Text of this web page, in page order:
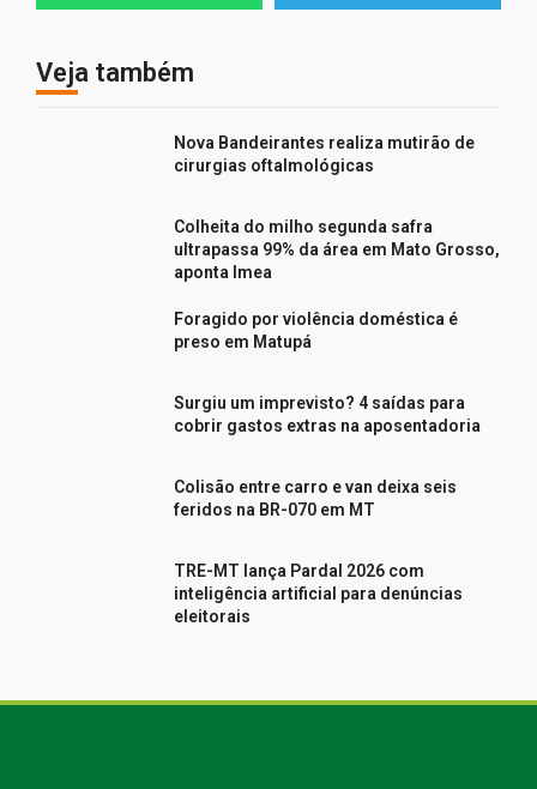
Veja também
Nova Bandeirantes realiza mutirão de
cirurgias oftalmológicas
Colheita do milho segunda safra
ultrapassa 99% da área em Mato Grosso,
aponta Imea
Foragido por violência doméstica é
preso em Matupá
Surgiu um imprevisto? 4 saídas para
cobrir gastos extras na aposentadoria
Colisão entre carro e van deixa seis
feridos na BR-070 em MT
TRE-MT lança Pardal 2026 com
inteligência artificial para denúncias
eleitorais